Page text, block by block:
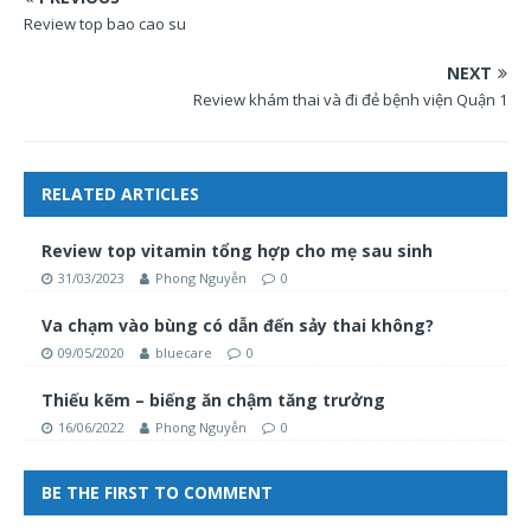
Review top bao cao su
NEXT
Review khám thai và đi đẻ bệnh viện Quận 1
RELATED ARTICLES
Review top vitamin tổng hợp cho mẹ sau sinh
31/03/2023 Phong Nguyễn 0
Va chạm vào bùng có dẫn đến sảy thai không?
09/05/2020 bluecare 0
Thiếu kẽm – biếng ăn chậm tăng trưởng
16/06/2022 Phong Nguyễn 0
BE THE FIRST TO COMMENT